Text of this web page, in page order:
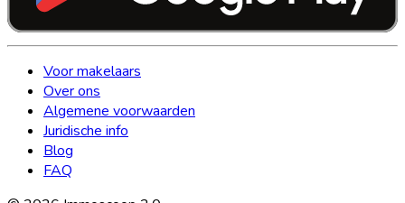
Voor makelaars
Over ons
Algemene voorwaarden
Juridische info
Blog
FAQ